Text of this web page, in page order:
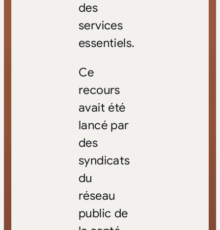
des
services
essentiels.
Ce
recours
avait été
lancé par
des
syndicats
du
réseau
public de